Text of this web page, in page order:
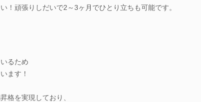
！頑張りしだいで2～3ヶ月でひとり立ちも可能です。
るため
ます！
格を実現しており、